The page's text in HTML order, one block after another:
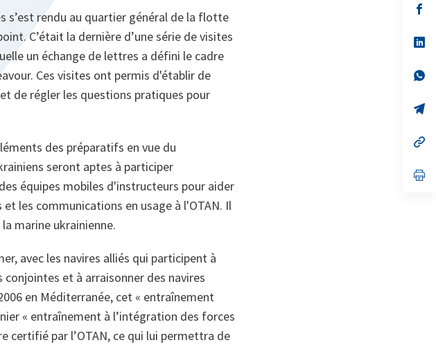
s’est rendu au quartier général de la flotte
C’était la dernière d’une série de visites
un échange de lettres a défini le cadre
Ces visites ont permis d'établir de
de régler les questions pratiques pour
des préparatifs en vue du
seront aptes à participer
équipes mobiles d'instructeurs pour aider
les communications en usage à l'OTAN. Il
marine ukrainienne.
avec les navires alliés qui participent à
et à arraisonner des navires
en Méditerranée, cet « entraînement
« entraînement à l’intégration des forces
certifié par l’OTAN, ce qui lui permettra de